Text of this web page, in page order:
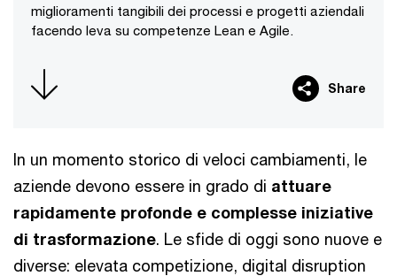
miglioramenti tangibili dei processi e progetti aziendali
facendo leva su competenze Lean e Agile.
Share
In un momento storico di veloci cambiamenti, le
aziende devono essere in grado di attuare
rapidamente profonde e complesse iniziative
di trasformazione. Le sfide di oggi sono nuove e
diverse: elevata competizione, digital disruption